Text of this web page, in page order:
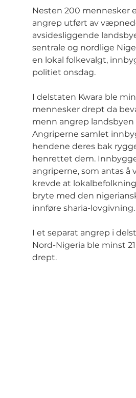
Nesten 200 mennesker
angrep utført av
avsidesliggende
sentrale og nordlige
en lokal folkevalgt,
politiet onsdag.
I delstaten Kwara ble
mennesker drept da
menn angrep landsbyen
Angriperne samlet
hendene deres bak
henrettet dem.
angriperne, som antas å
krevde at
bryte med den
innføre sharia-lovgivning.
I et separat angrep i
Nord-Nigeria ble minst
drept.